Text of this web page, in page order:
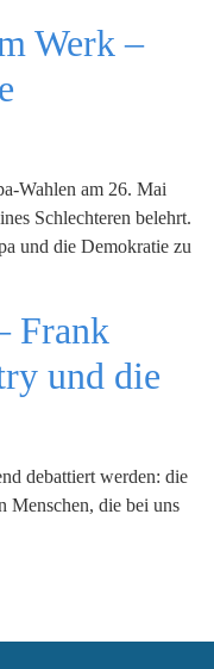
Werk –
Wahlen am 26. Mai
Schlechteren belehrt.
und die Demokratie zu
Frank
und die
debattiert werden: die
Menschen, die bei uns